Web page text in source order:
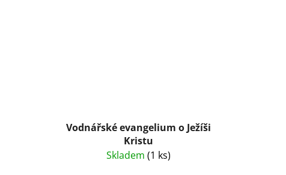
Vodnářské evangelium o Ježíši
Kristu
Skladem(1 ks)